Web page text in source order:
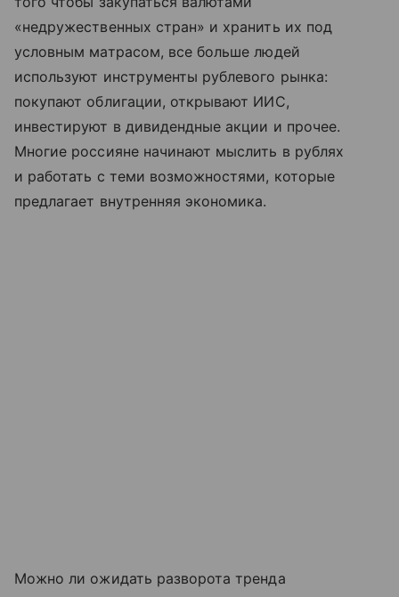
«недружественных стран» и хранить их под
условным матрасом, все больше людей
используют инструменты рублевого рынка:
покупают облигации, открывают ИИС,
инвестируют в дивидендные акции и прочее.
Многие россияне начинают мыслить в рублях
и работать с теми возможностями, которые
предлагает внутренняя экономика.
Можно ли ожидать разворота тренда